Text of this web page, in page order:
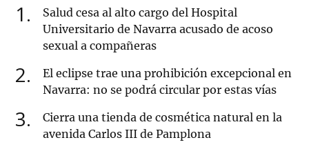
1
Salud cesa al alto cargo del Hospital
Universitario de Navarra acusado de acoso
sexual a compañeras
2
El eclipse trae una prohibición excepcional en
Navarra: no se podrá circular por estas vías
3
Cierra una tienda de cosmética natural en la
avenida Carlos III de Pamplona